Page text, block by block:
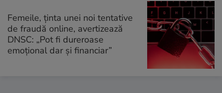
Femeile, ținta unei noi tentative
de fraudă online, avertizează
DNSC: „Pot fi dureroase
emoțional dar și financiar”